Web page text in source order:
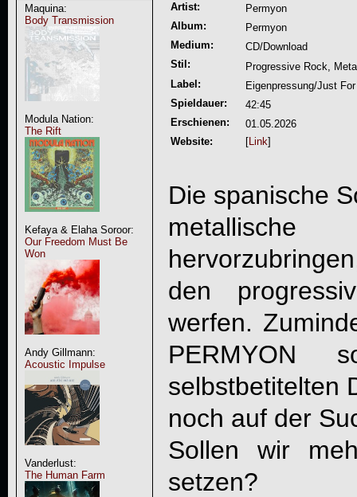
Maquina:
Body Transmission
Modula Nation:
The Rift
Kefaya & Elaha Soroor:
Our Freedom Must Be
Won
Andy Gillmann:
Acoustic Impulse
Vanderlust:
The Human Farm
Artist:
Permyon
Album:
Permyon
Medium:
CD/Download
Stil:
Progressive Rock,
Label:
Eigenpressung/Just
Spieldauer:
42:45
Erschienen:
01.05.2026
Website:
[Link]
Die spanische
metallische
den
werfen.
selbstbetitelten
noch auf der
Sollen wir
setzen?